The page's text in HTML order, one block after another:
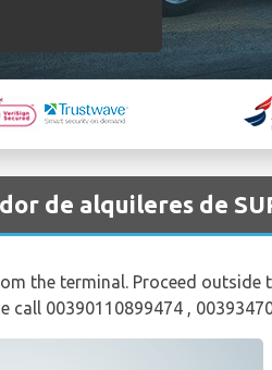
de alquileres de
the terminal. Proceed
call 00390110899474 ,